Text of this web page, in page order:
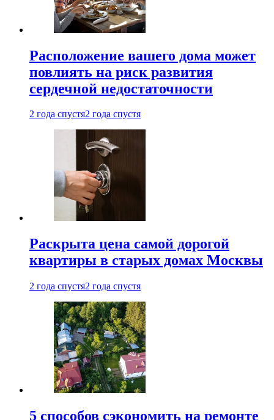
Расположение вашего дома может
повлиять на риск развития
сердечной недостаточности
2 года спустя2 года спустя
Раскрыта цена самой дорогой
квартиры в старых домах Москвы
2 года спустя2 года спустя
5 способов сэкономить на ремонте